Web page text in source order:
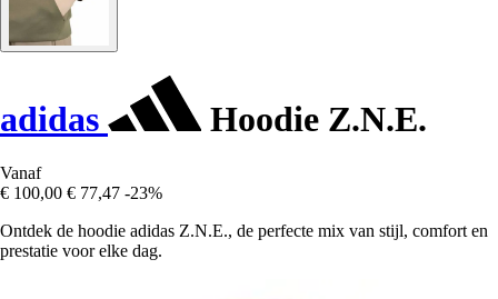
adidas Hoodie Z.N.E.
Vanaf
€ 100,00 € 77,47 -23%
Ontdek de hoodie adidas Z.N.E., de perfecte mix van stijl, comfort en
prestatie voor elke dag.